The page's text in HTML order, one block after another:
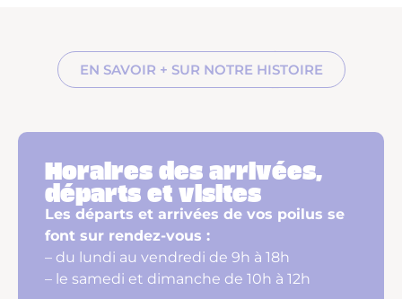
EN SAVOIR + SUR NOTRE HISTOIRE
Horaires des arrivées,
départs et visites
Les départs et arrivées de vos poilus se
font sur rendez-vous :
– du lundi au vendredi de 9h à 18h
– le samedi et dimanche de 10h à 12h